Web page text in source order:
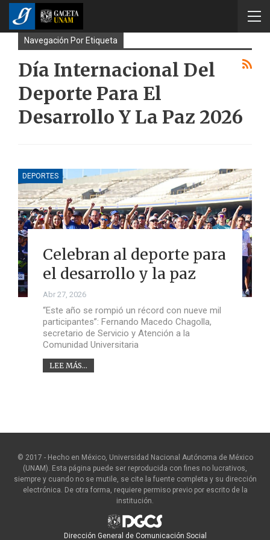
Navegación Por Etiqueta
Día Internacional Del
Deporte Para El
Desarrollo Y La Paz 2026
DEPORTES
Celebran al deporte para
el desarrollo y la paz
Abr 27, 2026
“Este año se rompió un récord con nueve mil
participantes”: Fernando Macedo Chagolla,
secretario de Servicio y Atención a la
Comunidad Universitaria
LEE MÁS...
© 2017 - Hecho en México, Universidad Nacional Autónoma de México
(UNAM). Esta página puede ser reproducida con fines no lucrativos,
siempre y cuando no se mutile, se cite la fuente completa y su dirección
electrónica. De otra forma, requiere permiso previo por escrito de la
institución.
Dirección General de Comunicación Social